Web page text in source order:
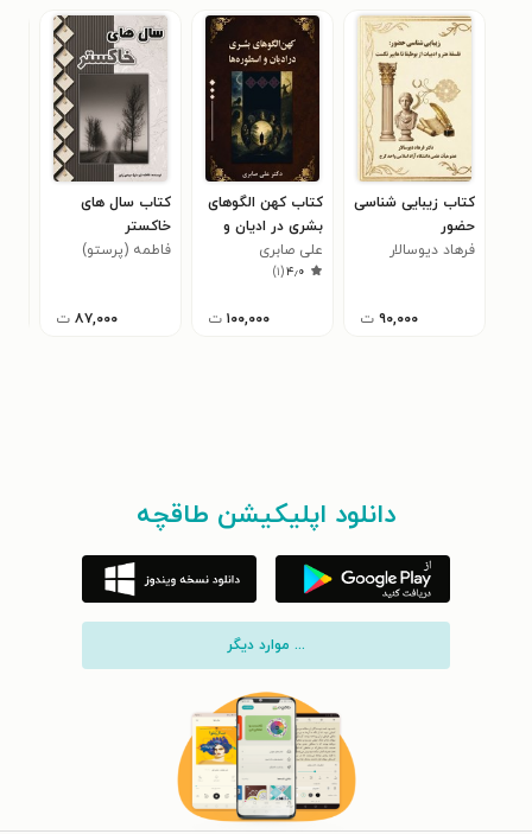
کتاب زیبایی‌ شناسی
حضور
فرهاد دیوسالار
۹۰,۰۰۰ ت
کتاب کهن الگوهای
بشری در ادیان و
اسطوره‌ ها
علی صابری
۴٫۰(۱)
۱۰۰,۰۰۰ ت
کتاب سال های
خاکستر
فاطمه (پرستو)
۸۷,۰۰۰ ت
دانلود اپلیکیشن طاقچه
... موارد دیگر